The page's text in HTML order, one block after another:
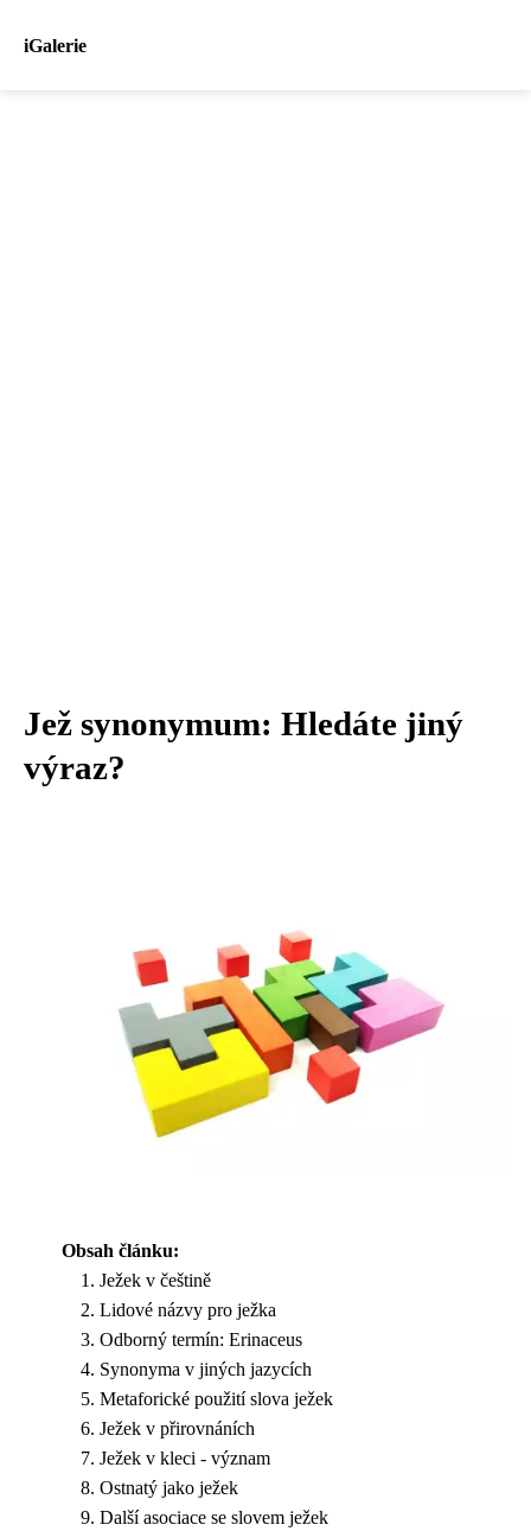
iGalerie
Jež synonymum: Hledáte jiný
výraz?
Obsah článku:
Ježek v češtině
Lidové názvy pro ježka
Odborný termín: Erinaceus
Synonyma v jiných jazycích
Metaforické použití slova ježek
Ježek v přirovnáních
Ježek v kleci - význam
Ostnatý jako ježek
Další asociace se slovem ježek